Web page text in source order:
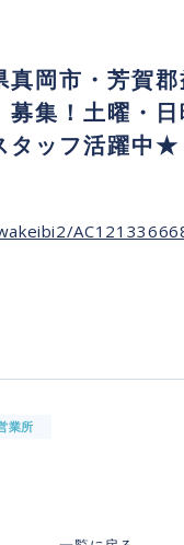
真岡市・芳
募集！土曜・
タッフ活躍中★
業所